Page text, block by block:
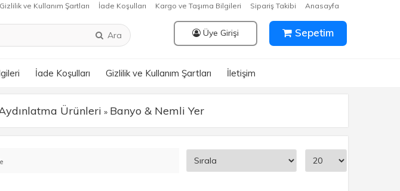
Anasayfa
Sipariş Takibi
Kargo ve Taşıma Bilgileri
İade Koşulları
Gizlilik ve Kullanım Şartları
Ara Üye Girişi Sepetim
İade Koşulları Gizlilik ve Kullanım Şartları İletişim
Ürünleri » Banyo & Nemli Yer